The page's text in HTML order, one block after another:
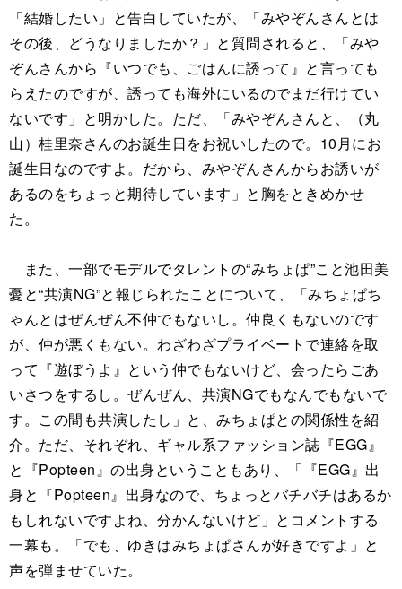
「結婚したい」と告白していたが、「みやぞんさんとは
その後、どうなりましたか？」と質問されると、「みや
ぞんさんから『いつでも、ごはんに誘って』と言っても
らえたのですが、誘っても海外にいるのでまだ行けてい
ないです」と明かした。ただ、「みやぞんさんと、（丸
山）桂里奈さんのお誕生日をお祝いしたので。10月にお
誕生日なのですよ。だから、みやぞんさんからお誘いが
あるのをちょっと期待しています」と胸をときめかせ
た。
また、一部でモデルでタレントの“みちょぱ”こと池田美
憂と“共演NG”と報じられたことについて、「みちょぱち
ゃんとはぜんぜん不仲でもないし。仲良くもないのです
が、仲が悪くもない。わざわざプライベートで連絡を取
って『遊ぼうよ』という仲でもないけど、会ったらごあ
いさつをするし。ぜんぜん、共演NGでもなんでもないで
す。この間も共演したし」と、みちょぱとの関係性を紹
介。ただ、それぞれ、ギャル系ファッション誌『EGG』
と『Popteen』の出身ということもあり、「『EGG』出
身と『Popteen』出身なので、ちょっとバチバチはあるか
もしれないですよね、分かんないけど」とコメントする
一幕も。「でも、ゆきはみちょぱさんが好きですよ」と
声を弾ませていた。